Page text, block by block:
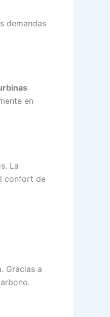
demandas
en
La
confort de
Gracias a